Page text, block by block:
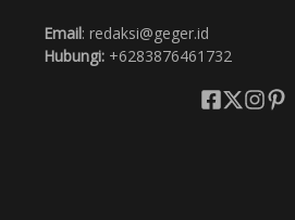
Email: redaksi@geger.id
Hubungi: +6283876461732